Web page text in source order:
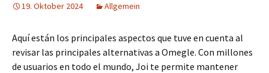
19. Oktober 2024 Allgemein
Aquí están los principales aspectos que tuve en cuenta al
revisar las principales alternativas a Omegle. Con millones
de usuarios en todo el mundo, Joi te permite mantener